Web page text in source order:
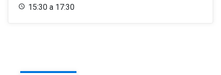
15:30 a 17:30